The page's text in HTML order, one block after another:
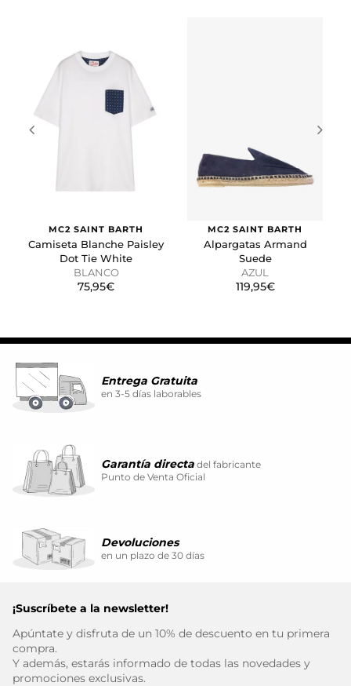
MC2 SAINT BARTH
Camiseta Blanche Paisley
Dot Tie White
BLANCO
75,95€
MC2 SAINT BARTH
Alpargatas Armand
Suede
AZUL
119,95€
Entrega Gratuita
en 3-5 días laborables
Garantía directa del fabricante
Punto de Venta Oficial
Devoluciones
en un plazo de 30 días
¡Suscríbete a la newsletter!
Apúntate y disfruta de un 10% de descuento en tu primera
compra.
Y además, estarás informado de todas las novedades y
promociones exclusivas.
GUARDAR CONFIGURACIÓN
Puedes volver a configurar tus cookies desde la sección
"Configuración de cookies" al pie de la página. También puedes